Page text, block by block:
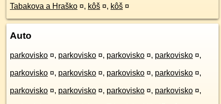
Tabakova a Hraško ¤, kôš ¤, kôš ¤
Auto
parkovisko ¤, parkovisko ¤, parkovisko ¤, parkovisko ¤,
parkovisko ¤, parkovisko ¤, parkovisko ¤, parkovisko ¤,
parkovisko ¤, parkovisko ¤, parkovisko ¤, parkovisko ¤,